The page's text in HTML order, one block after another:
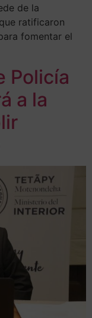
de la
ratificaron
fomentar el
Policía
a la